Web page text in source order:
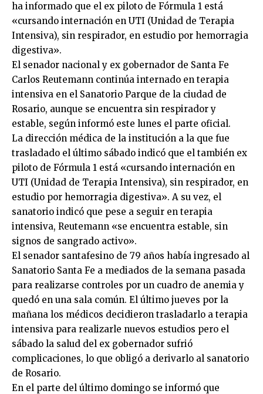
ha informado que el ex piloto de Fórmula 1 está
«cursando internación en UTI (Unidad de Terapia
Intensiva), sin respirador, en estudio por hemorragia
digestiva».
El senador nacional y ex gobernador de Santa Fe
Carlos Reutemann continúa internado en terapia
intensiva en el Sanatorio Parque de la ciudad de
Rosario, aunque se encuentra sin respirador y
estable, según informó este lunes el parte oficial.
La dirección médica de la institución a la que fue
trasladado el último sábado indicó que el también ex
piloto de Fórmula 1 está «cursando internación en
UTI (Unidad de Terapia Intensiva), sin respirador, en
estudio por hemorragia digestiva». A su vez, el
sanatorio indicó que pese a seguir en terapia
intensiva, Reutemann «se encuentra estable, sin
signos de sangrado activo».
El senador santafesino de 79 años había ingresado al
Sanatorio Santa Fe a mediados de la semana pasada
para realizarse controles por un cuadro de anemia y
quedó en una sala común. El último jueves por la
mañana los médicos decidieron trasladarlo a terapia
intensiva para realizarle nuevos estudios pero el
sábado la salud del ex gobernador sufrió
complicaciones, lo que obligó a derivarlo al sanatorio
de Rosario.
En el parte del último domingo se informó que